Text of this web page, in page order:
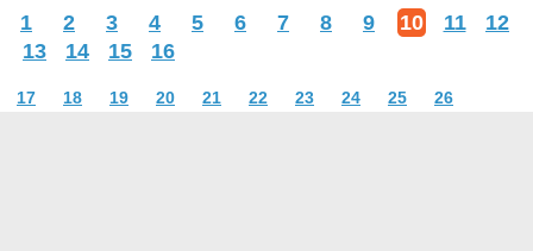
1 2 3 4 5 6 7 8 9 10 11
12
13
14 15 16
17 18 19 20 21 22 23 24 25 26